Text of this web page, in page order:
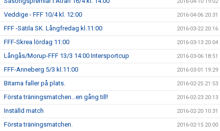
Veddige - FFF 10/4 kl. 12:00 2016-04-06 20:31
FFF -Sätila SK. Långfredag kl.11:00 2016-03-22 20:16
FFF-Skrea lördag 11:00 2016-03-13 20:04
Långås/Morup-FFF 13/3 14:00 Intersportcup 2016-03-06 18:51
FFF-Anneberg 5/3 kl.11:00 2016-03-01 19:29
Bitarna faller på plats. 2016-02-25 21:53
Första träningsmatchen...en gång till! 2016-02-23 20:13
Inställd match 2016-02-20 10:31
Första träningsmatchen. 2016-02-15 20:00